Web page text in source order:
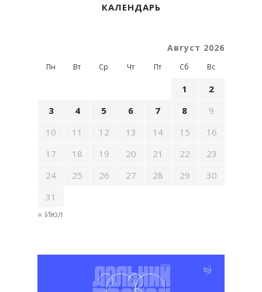
КАЛЕНДАРЬ
Август 2026
Пн Вт Ср Чт Пт Сб Вс
1
2
3
4 5 6 7 8
9
10
11 12 13 14 15
16
17
18 19 20 21 22
23
24
25 26 27 28 29
30
31
« Июл